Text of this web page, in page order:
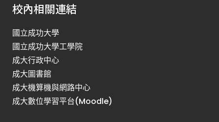
校內相關連結
國立成功大學
國立成功大學工學院
成大行政中心
成大圖書館
成大機算機與網路中心
成大數位學習平台(Moodle)